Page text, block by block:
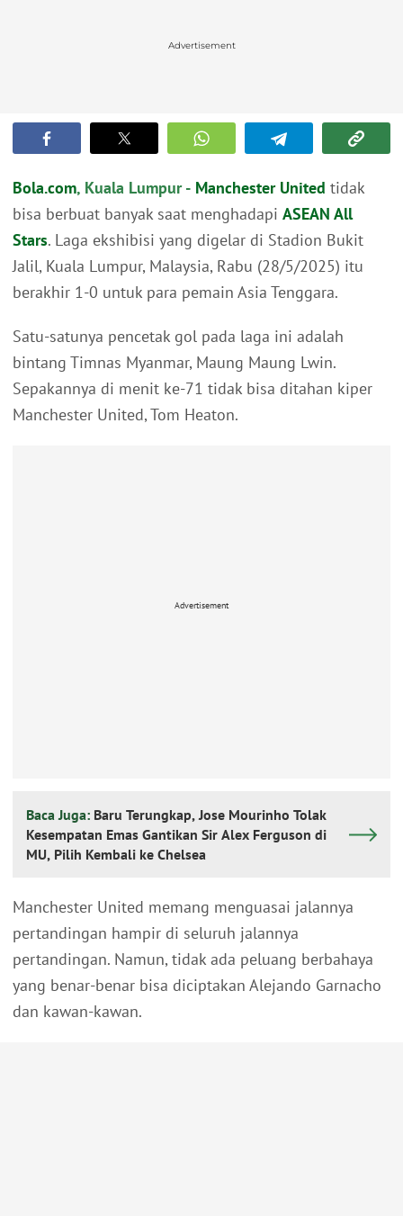
Advertisement
Bola.com, Kuala Lumpur - Manchester United tidak
bisa berbuat banyak saat menghadapi ASEAN All
Stars. Laga ekshibisi yang digelar di Stadion Bukit
Jalil, Kuala Lumpur, Malaysia, Rabu (28/5/2025) itu
berakhir 1-0 untuk para pemain Asia Tenggara.
Satu-satunya pencetak gol pada laga ini adalah
bintang Timnas Myanmar, Maung Maung Lwin.
Sepakannya di menit ke-71 tidak bisa ditahan kiper
Manchester United, Tom Heaton.
Advertisement
Baca Juga: Baru Terungkap, Jose Mourinho Tolak
Kesempatan Emas Gantikan Sir Alex Ferguson di
MU, Pilih Kembali ke Chelsea
Manchester United memang menguasai jalannya
pertandingan hampir di seluruh jalannya
pertandingan. Namun, tidak ada peluang berbahaya
yang benar-benar bisa diciptakan Alejando Garnacho
dan kawan-kawan.